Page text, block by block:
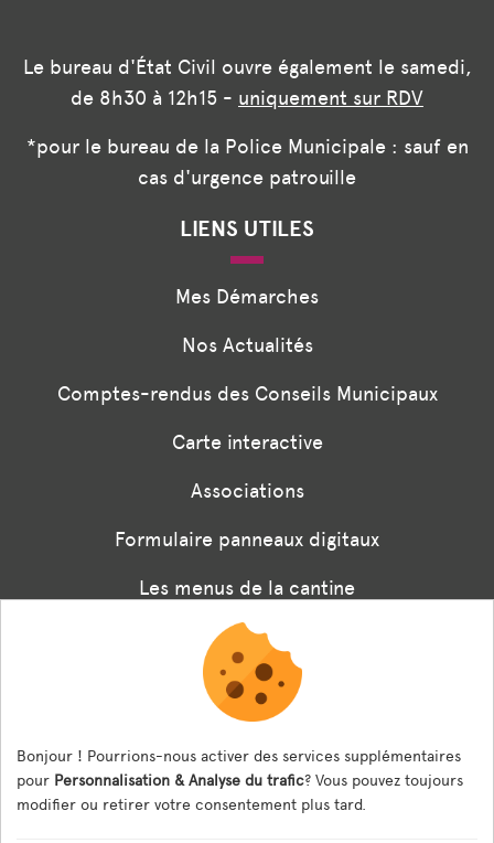
Le bureau d'État Civil ouvre également le samedi,
de 8h30 à 12h15 - uniquement sur RDV
*pour le bureau de la Police Municipale : sauf en
cas d'urgence patrouille
LIENS UTILES
Mes Démarches
Nos Actualités
Comptes-rendus des Conseils Municipaux
Carte interactive
Associations
Formulaire panneaux digitaux
Les menus de la cantine
Documents règlementaires
ESPACE AGENT
Espace Agent
Bonjour ! Pourrions-nous activer des services supplémentaires
pour Personnalisation & Analyse du trafic? Vous pouvez toujours
modifier ou retirer votre consentement plus tard.